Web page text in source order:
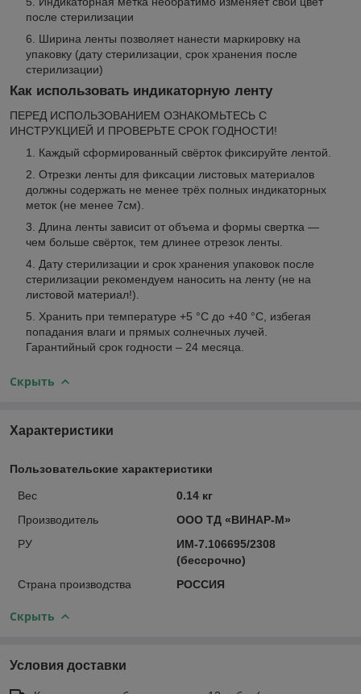
после стерилизации
Ширина ленты позволяет нанести маркировку на
упаковку (дату стерилизации, срок хранения после
стерилизации)
Как использовать индикаторную ленту
ПЕРЕД ИСПОЛЬЗОВАНИЕМ ОЗНАКОМЬТЕСЬ С
ИНСТРУКЦИЕЙ И ПРОВЕРЬТЕ СРОК ГОДНОСТИ!
Каждый сформированный свёрток фиксируйте лентой.
Отрезки ленты для фиксации листовых материалов
должны содержать не менее трёх полных индикаторных
меток (не менее 7см).
Длина ленты зависит от объема и формы свертка —
чем больше свёрток, тем длинее отрезок ленты.
Дату стерилизации и срок хранения упаковок после
стерилизации рекомендуем наносить на ленту (не на
листовой материал!).
Хранить при температуре +5 °C до +40 °C, избегая
попадания влаги и прямых солнечных лучей.
Гарантийный срок годности – 24 месяца.
Скрыть
Характеристики
Пользовательские характеристики
Вес
0.14 кг
Производитель
ООО ТД «ВИНАР-М»
РУ
ИМ-7.106695/2308
(бессрочно)
Страна производства
РОССИЯ
Скрыть
Условия доставки